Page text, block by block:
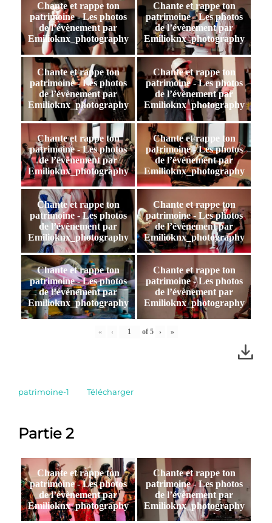
Chante et rappe ton
patrimoine - Les photos
de l’évènement par
Emilioknx_photography
Chante et rappe ton
patrimoine - Les photos
de l’évènement par
Emilioknx_photography
Chante et rappe ton
patrimoine - Les photos
de l’évènement par
Emilioknx_photography
Chante et rappe ton
patrimoine - Les photos
de l’évènement par
Emilioknx_photography
Chante et rappe ton
patrimoine - Les photos
de l’évènement par
Emilioknx_photography
Chante et rappe ton
patrimoine - Les photos
de l’évènement par
Emilioknx_photography
Chante et rappe ton
patrimoine - Les photos
de l’évènement par
Emilioknx_photography
Chante et rappe ton
patrimoine - Les photos
de l’évènement par
Emilioknx_photography
Chante et rappe ton
patrimoine - Les photos
de l’évènement par
Emilioknx_photography
Chante et rappe ton
patrimoine - Les photos
de l’évènement par
Emilioknx_photography
« ‹ of 5 › »
patrimoine-1 Télécharger
Partie 2
Chante et rappe ton
patrimoine - Les photos
de l’évènement par
Emilioknx_photography
Chante et rappe ton
patrimoine - Les photos
de l’évènement par
Emilioknx_photography